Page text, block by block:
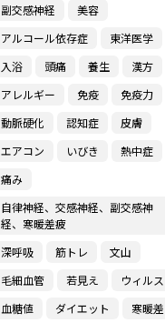
副交感神経
美容
アルコール依存症
東洋医学
入浴
頭痛 養生
漢方
アレルギー
免疫
免疫力
動脈硬化
認知症
皮膚
エアコン
いびき
熱中症
痛み
自律神経、交感神経、副交感神
経、寒暖差疲
深呼吸
筋トレ
文山
毛細血管
若見え
ウィルス
血糖値
ダイエット
寒暖差